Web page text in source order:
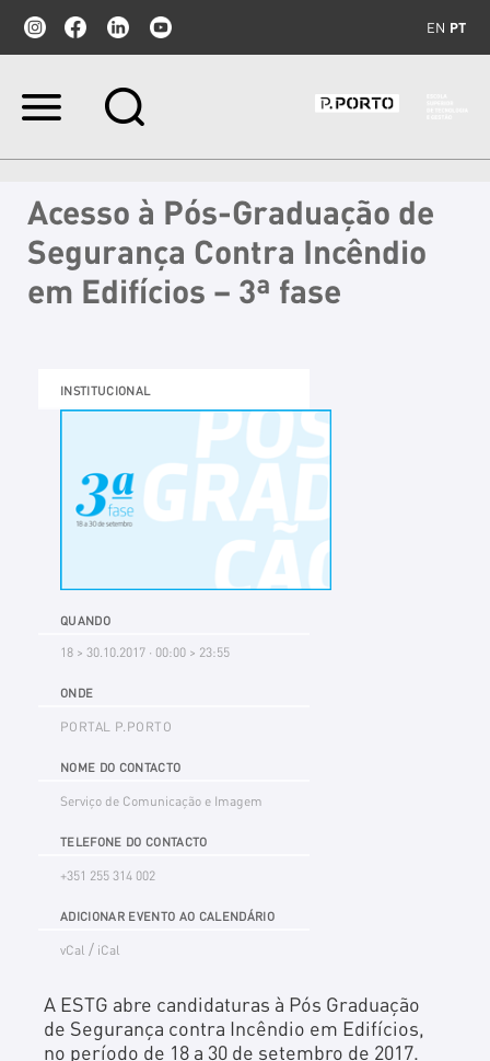
EN PT
Ir
para
navegação
Acesso à Pós-Graduação de
Segurança Contra Incêndio
em Edifícios – 3ª fase
INSTITUCIONAL
QUANDO
18 > 30.10.2017 · 00:00 > 23:55
ONDE
PORTAL P.PORTO
NOME DO CONTACTO
Serviço de Comunicação e Imagem
TELEFONE DO CONTACTO
+351 255 314 002
ADICIONAR EVENTO AO CALENDÁRIO
vCal / iCal
A ESTG abre candidaturas à Pós Graduação
de Segurança contra Incêndio em Edifícios,
no período de 18 a 30 de setembro de 2017.